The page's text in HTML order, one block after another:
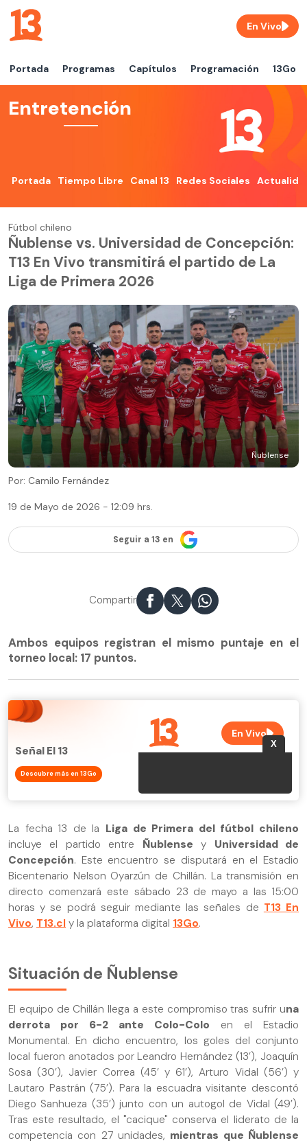
Portada Programas Capítulos Programación 13Go
En Vivo
Entretención
Portada Tiempo Libre Canal 13 Redes Sociales
Fútbol chileno
Ñublense vs. Universidad de Concepción:
T13 En Vivo transmitirá el partido de La
Liga de Primera 2026
Ñublense
Por: Camilo Fernández
19 de Mayo de 2026 - 12:09 hrs.
Seguir a 13 en
Compartir
Ambos equipos registran el mismo puntaje en el
torneo local: 17 puntos.
Señal El 13
Descubre más en 13Go
La fecha 13 de la Liga de Primera del fútbol chileno
incluye el partido entre Ñublense y Universidad de
Concepción. Este encuentro se disputará en el Estadio
Bicentenario Nelson Oyarzún de Chillán. La transmisión en
directo comenzará este sábado 23 de mayo a las 15:00
horas y se podrá seguir mediante las señales de T13 En
Vivo, T13.cl y la plataforma digital 13Go.
Situación de Ñublense
El equipo de Chillán llega a este compromiso tras sufrir una
derrota por 6-2 ante Colo-Colo en el Estadio
Monumental. En dicho encuentro, los goles del conjunto
local fueron anotados por Leandro Hernández (13’), Joaquín
Sosa (30’), Javier Correa (45’ y 61’), Arturo Vidal (56’) y
Lautaro Pastrán (75’). Para la escuadra visitante descontó
Diego Sanhueza (35’) junto con un autogol de Vidal (49’).
Tras este resultado, el "cacique" conserva el liderato de la
competencia con 27 unidades, mientras que Ñublense